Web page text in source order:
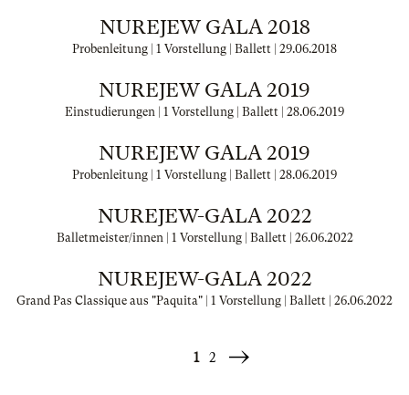
NUREJEW GALA 2018
Probenleitung | 1 Vorstellung | Ballett | 29.06.2018
NUREJEW GALA 2019
Einstudierungen | 1 Vorstellung | Ballett | 28.06.2019
NUREJEW GALA 2019
Probenleitung | 1 Vorstellung | Ballett | 28.06.2019
NUREJEW-GALA 2022
Balletmeister/innen | 1 Vorstellung | Ballett | 26.06.2022
NUREJEW-GALA 2022
Grand Pas Classique aus "Paquita" | 1 Vorstellung | Ballett | 26.06.2022
1 2
Weiter